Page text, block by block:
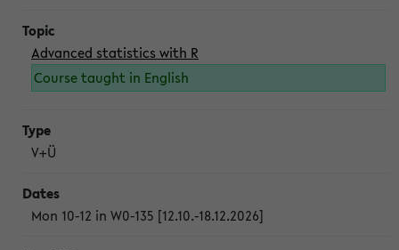
Advanced statistics with R
Course taught in English
V+Ü
Mon 10-12 in W0-135 [12.10.-18.12.2026]